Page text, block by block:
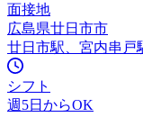
面接地
広島県廿日市市
廿日市駅、宮内串戸
シフト
週5日からOK